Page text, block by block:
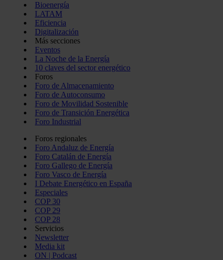
Bioenergía
LATAM
Eficiencia
Digitalización
Más secciones
Eventos
La Noche de la Energía
10 claves del sector energético
Foros
Foro de Almacenamiento
Foro de Autoconsumo
Foro de Movilidad Sostenible
Foro de Transición Energética
Foro Industrial
Foros regionales
Foro Andaluz de Energía
Foro Catalán de Energía
Foro Gallego de Energía
Foro Vasco de Energía
I Debate Energético en España
Especiales
COP 30
COP 29
COP 28
Servicios
Newsletter
Media kit
ON | Podcast